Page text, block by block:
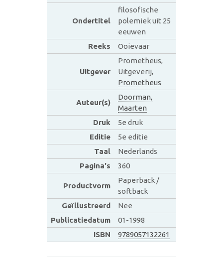
Ondertitel
filosofische
polemiek uit 25
eeuwen
Reeks
Ooievaar
Uitgever
Prometheus,
Uitgeverij,
Prometheus
Auteur(s)
Doorman,
Maarten
Druk
5e druk
Editie
5e editie
Taal
Nederlands
Pagina's
360
Productvorm
Paperback /
softback
Geïllustreerd
Nee
Publicatiedatum
01-1998
ISBN
9789057132261